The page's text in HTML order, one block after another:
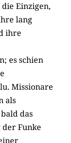
Einzigen,
lang
ihre
es schien
Missionare
als
das
der Funke